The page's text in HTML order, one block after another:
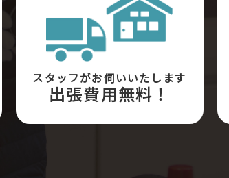
スタッフがお伺いいたします
出張費用無料！